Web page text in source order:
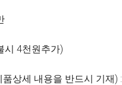
시 4천원추가)
상세 내용을 반드시 기재) :